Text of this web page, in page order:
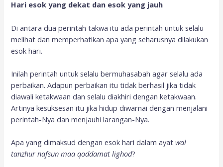
Hari esok yang dekat dan esok yang jauh
Di antara dua perintah takwa itu ada perintah untuk selalu
melihat dan memperhatikan apa yang seharusnya dilakukan
esok hari.
Inilah perintah untuk selalu bermuhasabah agar selalu ada
perbaikan. Adapun perbaikan itu tidak berhasil jika tidak
diawali ketakwaan dan selalu diakhiri dengan ketakwaan.
Artinya kesuksesan itu jika hidup diwarnai dengan menjalani
perintah-Nya dan menjauhi larangan-Nya.
Apa yang dimaksud dengan esok hari dalam ayatwal
tanzhur nafsun maa qoddamat lighod?